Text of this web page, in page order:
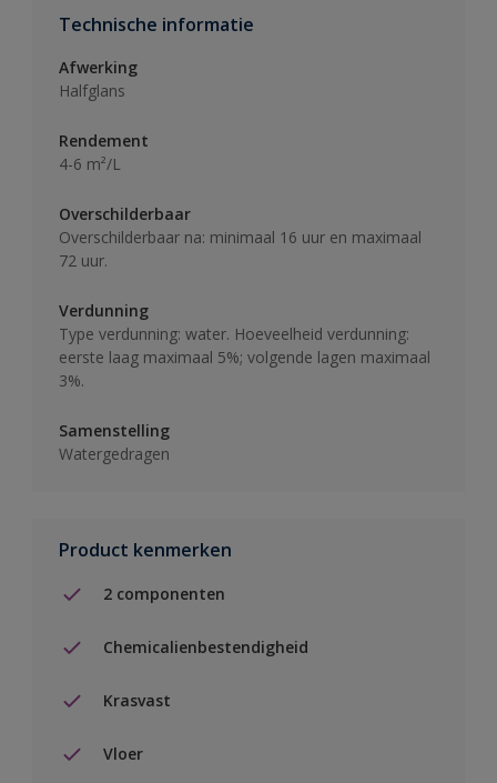
Technische informatie
Afwerking
Halfglans
Rendement
4-6 m²/L
Overschilderbaar
Overschilderbaar na: minimaal 16 uur en maximaal
72 uur.
Verdunning
Type verdunning: water. Hoeveelheid verdunning:
eerste laag maximaal 5%; volgende lagen maximaal
3%.
Samenstelling
Watergedragen
Product kenmerken
2 componenten
Chemicalienbestendigheid
Krasvast
Vloer